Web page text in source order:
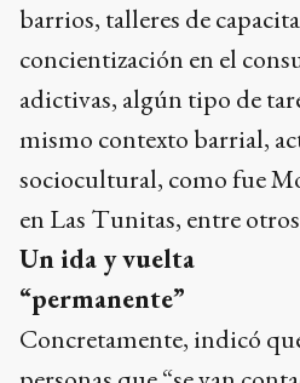
barrios, talleres de
concientización en el
adictivas, algún tipo de
mismo contexto barrial,
sociocultural, como fue
en Las Tunitas, entre
Un ida y vuelta
“permanente”
Concretamente, indicó